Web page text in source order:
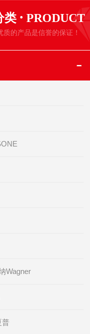
类 · PRODUCT
质的产品是信誉的保证！
Wagner
普